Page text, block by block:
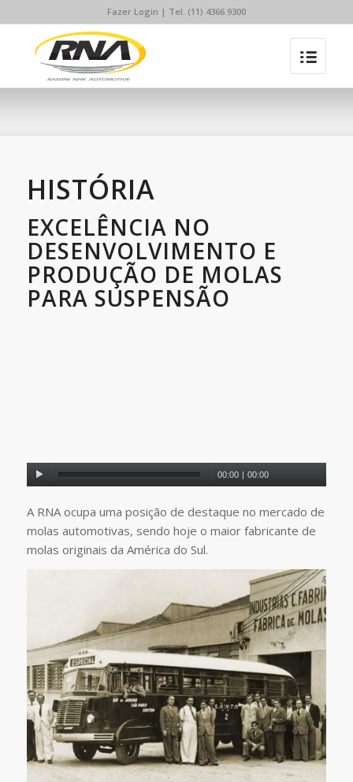
Fazer Login | Tel. (11) 4366.9300
HISTÓRIA
EXCELÊNCIA NO
DESENVOLVIMENTO E
PRODUÇÃO DE MOLAS
PARA SUSPENSÃO
00:00 | 00:00
A RNA ocupa uma posição de destaque no mercado de
molas automotivas, sendo hoje o maior fabricante de
molas originais da América do Sul.